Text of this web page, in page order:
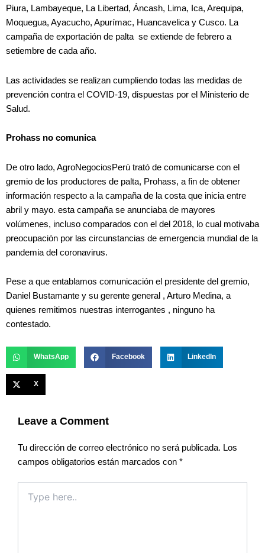
Piura, Lambayeque, La Libertad, Áncash, Lima, Ica, Arequipa,
Moquegua, Ayacucho, Apurímac, Huancavelica y Cusco. La
campaña de exportación de palta se extiende de febrero a
setiembre de cada año.
Las actividades se realizan cumpliendo todas las medidas de
prevención contra el COVID-19, dispuestas por el Ministerio de
Salud.
Prohass no comunica
De otro lado, AgroNegociosPerú trató de comunicarse con el
gremio de los productores de palta, Prohass, a fin de obtener
información respecto a la campaña de la costa que inicia entre
abril y mayo. esta campaña se anunciaba de mayores
volúmenes, incluso comparados con el del 2018, lo cual motivaba
preocupación por las circunstancias de emergencia mundial de la
pandemia del coronavirus.
Pese a que entablamos comunicación el presidente del gremio,
Daniel Bustamante y su gerente general , Arturo Medina, a
quienes remitimos nuestras interrogantes , ninguno ha
contestado.
WhatsApp Facebook LinkedIn
X
Leave a Comment
Tu dirección de correo electrónico no será publicada. Los
campos obligatorios están marcados con *
here..